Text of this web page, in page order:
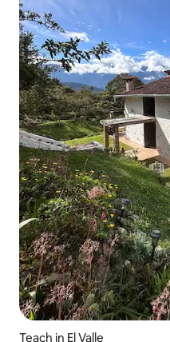
Teach in El Valle